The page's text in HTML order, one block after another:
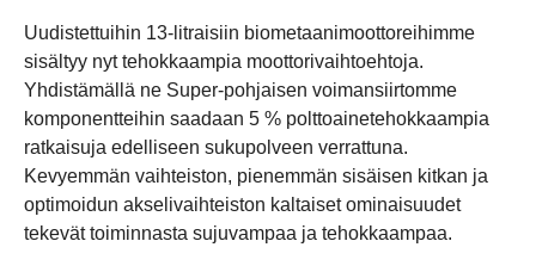
Uudistettuihin 13-litraisiin biometaanimoottoreihimme
sisältyy nyt tehokkaampia moottorivaihtoehtoja.
Yhdistämällä ne Super-pohjaisen voimansiirtomme
komponentteihin saadaan 5 % polttoainetehokkaampia
ratkaisuja edelliseen sukupolveen verrattuna.
Kevyemmän vaihteiston, pienemmän sisäisen kitkan ja
optimoidun akselivaihteiston kaltaiset ominaisuudet
tekevät toiminnasta sujuvampaa ja tehokkaampaa.